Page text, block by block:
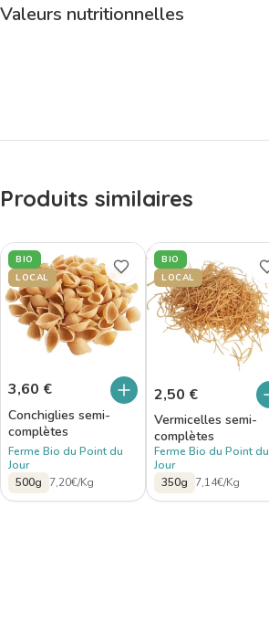
Valeurs nutritionnelles
Produits similaires
BIO
LOCAL
3,60 €
Conchiglies semi-
complètes
Ferme Bio du Point du
Jour
500g
7,20€/Kg
BIO
LOCAL
2,50 €
Vermicelles semi-
complètes
Ferme Bio du Point du
Jour
350g
7,14€/Kg